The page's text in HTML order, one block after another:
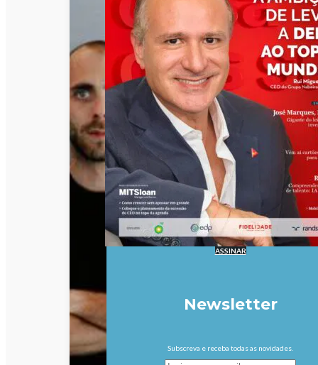
ASSINAR
Newsletter
Subscreva e receba todas as novidades.